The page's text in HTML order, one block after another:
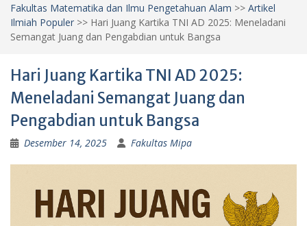
Fakultas Matematika dan Ilmu Pengetahuan Alam >> Artikel
Ilmiah Populer >> Hari Juang Kartika TNI AD 2025: Meneladani
Semangat Juang dan Pengabdian untuk Bangsa
Hari Juang Kartika TNI AD 2025:
Meneladani Semangat Juang dan
Pengabdian untuk Bangsa
Desember 14, 2025 Fakultas Mipa